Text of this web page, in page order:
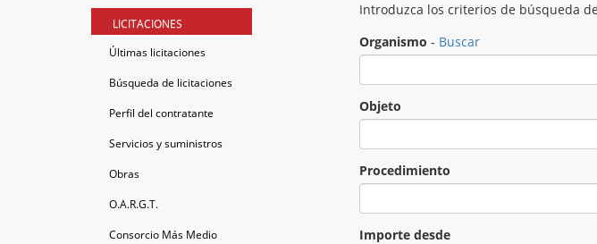
LICITACIONES
Últimas licitaciones
Búsqueda de licitaciones
Perfil del contratante
Servicios y suministros
Obras
O.A.R.G.T.
Consorcio Más Medio
Introduzca los criterios de búsqueda
Organismo - Buscar
Objeto
Procedimiento
Importe desde